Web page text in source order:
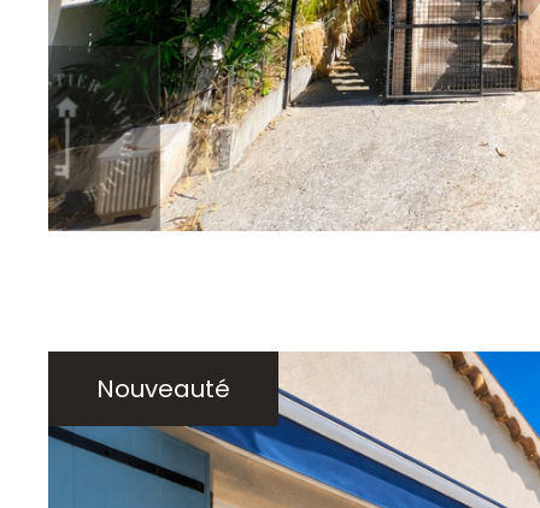
sur ce bien
Nouveauté